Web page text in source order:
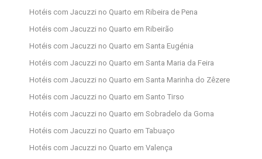
Hotéis com Jacuzzi no Quarto em Ribeira de Pena
Hotéis com Jacuzzi no Quarto em Ribeirão
Hotéis com Jacuzzi no Quarto em Santa Eugénia
Hotéis com Jacuzzi no Quarto em Santa Maria da Feira
Hotéis com Jacuzzi no Quarto em Santa Marinha do Zêzere
Hotéis com Jacuzzi no Quarto em Santo Tirso
Hotéis com Jacuzzi no Quarto em Sobradelo da Goma
Hotéis com Jacuzzi no Quarto em Tabuaço
Hotéis com Jacuzzi no Quarto em Valença